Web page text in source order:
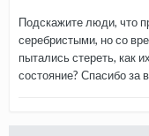
Подскажите люди, что
серебристыми, но со
пытались стереть, как
состояние? Спасибо за